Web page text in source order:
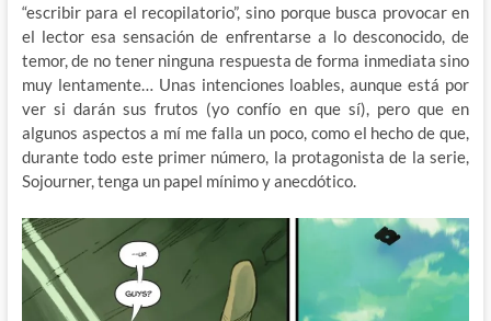
“escribir para el recopilatorio”, sino porque busca provocar en
el lector esa sensación de enfrentarse a lo desconocido, de
temor, de no tener ninguna respuesta de forma inmediata sino
muy lentamente… Unas intenciones loables, aunque está por
ver si darán sus frutos (yo confío en que sí), pero que en
algunos aspectos a mí me falla un poco, como el hecho de que,
durante todo este primer número, la protagonista de la serie,
Sojourner, tenga un papel mínimo y anecdótico.